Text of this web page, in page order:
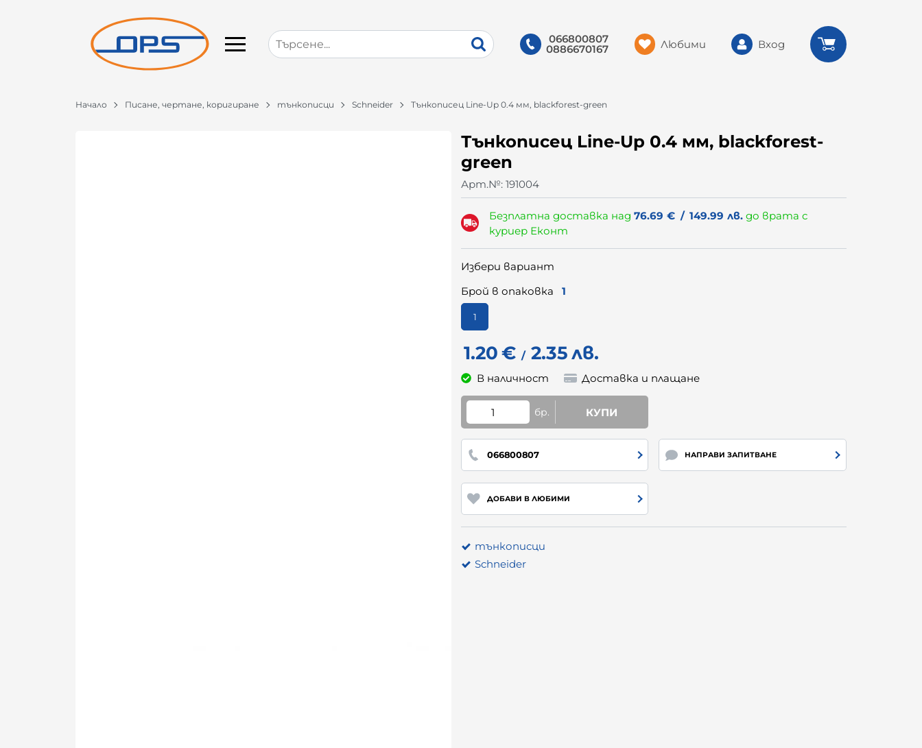
066800807
0886670167 Любими Вход
Начало Писане, чертане, коригиране тънкописци Schneider Тънкописец Line-Up 0.4 мм, blackforest-green
Тънкописец Line-Up 0.4 мм, blackforest-
green
Арт.№: 191004
Безплатна доставка над76.69 € / 149.99 лв. до врата с
куриер Еконт
Избери вариант
Брой в опаковка
1
1
1.20€ / 2.35лв.
В наличност Доставка и плащане
бр. КУПИ
066800807 НАПРАВИ ЗАПИТВАНЕ
ДОБАВИ В ЛЮБИМИ
тънкописци
Schneider